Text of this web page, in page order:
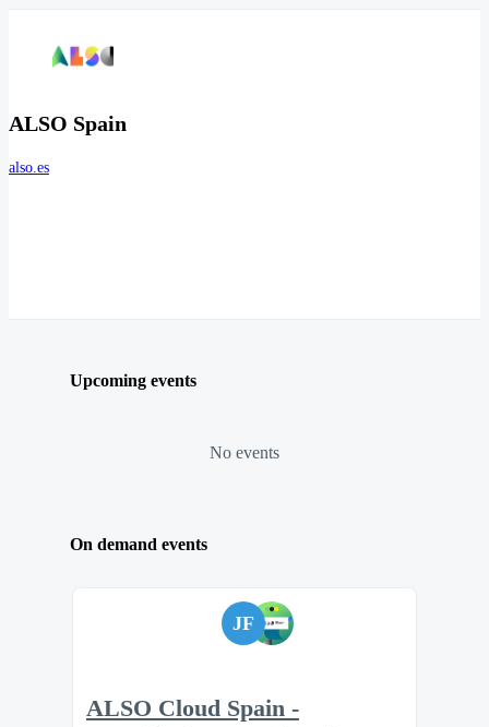
ALSO Spain
also.es
Upcoming events
No events
On demand events
JF
ALSO Cloud Spain -